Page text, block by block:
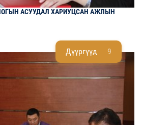
Дүүргүүд 9
АСУУДАЛ ХАРИУЦСАН АЖЛЫН